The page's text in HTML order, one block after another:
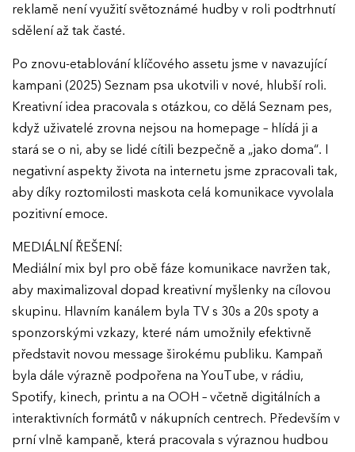
O EFFIE
AKTUALITY
VÝSLEDKY
Ročník 2025
Ročník 2020
Ročník 2019
Ročník 2018
Ročník 2017
GALERIE
KONTAKTY
reklamě není využití světoznámé hudby v roli podtrhnutí
sdělení až tak časté.
Po znovu-etablování klíčového assetu jsme v navazující
kampani (2025) Seznam psa ukotvili v nové, hlubší roli.
Kreativní idea pracovala s otázkou, co dělá Seznam pes,
když uživatelé zrovna nejsou na homepage – hlídá ji a
stará se o ni, aby se lidé cítili bezpečně a „jako doma“. I
negativní aspekty života na internetu jsme zpracovali tak,
aby díky roztomilosti maskota celá komunikace vyvolala
pozitivní emoce.
MEDIÁLNÍ ŘEŠENÍ:
Mediální mix byl pro obě fáze komunikace navržen tak,
aby maximalizoval dopad kreativní myšlenky na cílovou
skupinu. Hlavním kanálem byla TV s 30s a 20s spoty a
sponzorskými vzkazy, které nám umožnily efektivně
představit novou message širokému publiku. Kampaň
byla dále výrazně podpořena na YouTube, v rádiu,
Spotify, kinech, printu a na OOH – včetně digitálních a
interaktivních formátů v nákupních centrech. Především v
prní vlně kampaně, která pracovala s výraznou hudbou